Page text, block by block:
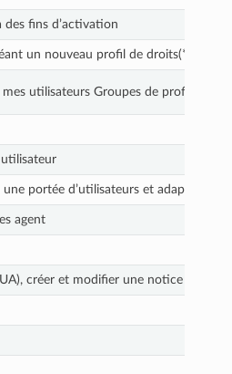
fins d’activation
un nouveau profil de droits(*) pour
utilisateurs Groupes de profils
portée d’utilisateurs et adapter la
agent
créer et modifier une notice d’un